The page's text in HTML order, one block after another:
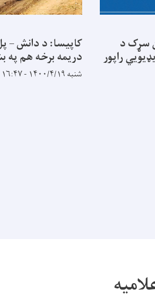
سړک د
راپور
کاپیسا: د دانش –
دریمه برخه هم په
شنبه ۱۴۰۰/۴/۱۹ - ۱۶:۴۷